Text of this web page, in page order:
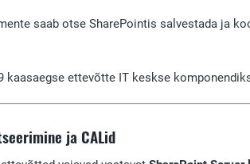
saab otse SharePointis salvestada ja
kaasaegse ettevõtte IT keskse
ja CALid